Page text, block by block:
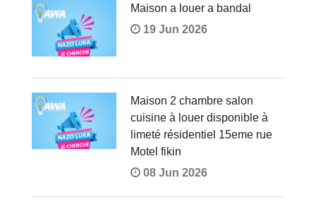
Maison a louer a bandal
19 Jun 2026
Maison 2 chambre salon
cuisine à louer disponible à
limeté résidentiel 15eme rue
Motel fikin
08 Jun 2026